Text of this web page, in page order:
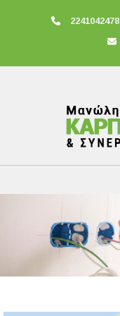
2241042478